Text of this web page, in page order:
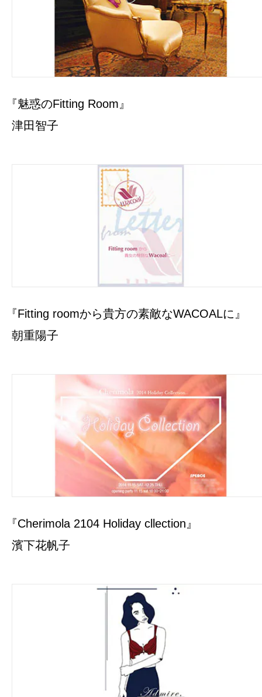
『魅惑のFitting Room』
津田智子
『Fitting roomから貴方の素敵なWACOALに』
朝重陽子
『Cherimola 2104 Holiday cllection』
濱下花帆子